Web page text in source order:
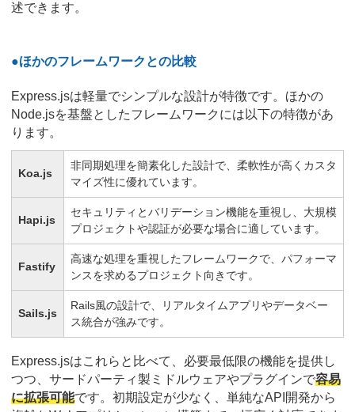
述できます。
●ほかのフレームワークとの比較
Express.jsは軽量でシンプルな設計が特徴です。ほかの
Node.jsを基盤としたフレームワークには以下の特徴があ
ります。
Koa.js
非同期処理を簡素化した設計で、柔軟性が高くカスタ
マイズ性に優れています。
Hapi.js
セキュリティとバリデーション機能を重視し、大規模
プロジェクトや認証が必要な場合に適しています。
Fastify
高速な処理を重視したフレームワークで、パフォーマ
ンスを求めるプロジェクト向きです。
Sails.js
Rails風の設計で、リアルタイムアプリやデータベー
ス統合が強みです。
Express.jsはこれらと比べて、必要最低限の機能を提供し
つつ、サードパーティ製ミドルウェアやプラグインで容易
に拡張可能です。初期設定が少なく、単純なAPI開発から